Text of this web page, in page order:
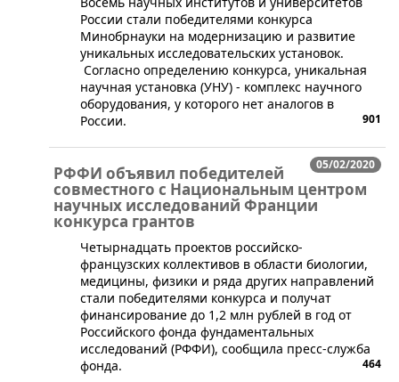
России стали победителями конкурса
Минобрнауки на модернизацию и развитие
уникальных исследовательских установок.
Согласно определению конкурса, уникальная
научная установка (УНУ) - комплекс научного
оборудования, у которого нет аналогов в
России.
901
05/02/2020
РФФИ объявил победителей
совместного с Национальным центром
научных исследований Франции
конкурса грантов
​Четырнадцать проектов российско-
французских коллективов в области биологии,
медицины, физики и ряда других направлений
стали победителями конкурса и получат
финансирование до 1,2 млн рублей в год от
Российского фонда фундаментальных
исследований (РФФИ), сообщила пресс-служба
фонда.
464